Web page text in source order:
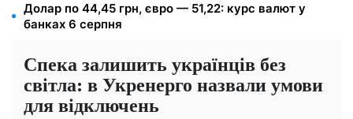
Долар по 44,45 грн, євро — 51,22: курс валют у
банках 6 серпня
Спека залишить українців без
світла: в Укренерго назвали умови
для відключень